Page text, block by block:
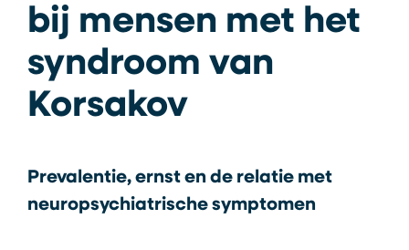
bij mensen met het
syndroom van
Korsakov
Prevalentie, ernst en de relatie met
neuropsychiatrische symptomen